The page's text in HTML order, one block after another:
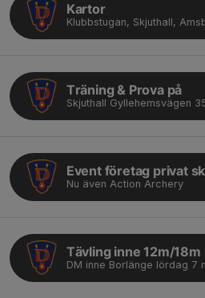
Kartor
Klubbstugan, Skjuthall,
Träning & Prova på
Skjuthall Gyllehemsvägen
Event företag privat
Nu även Action Archery
Tävling inne 12m/18m
DM inne Borlänge lördag 7